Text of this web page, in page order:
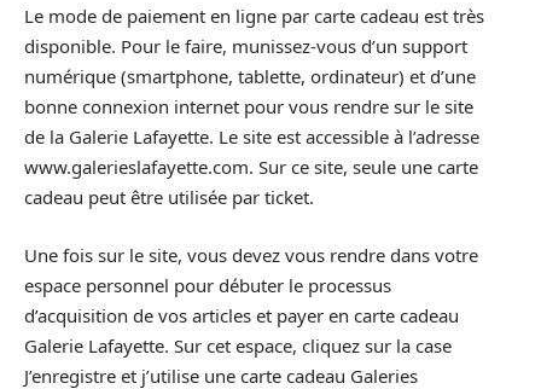
Le mode de paiement en ligne par carte cadeau est très
disponible. Pour le faire, munissez-vous d’un support
numérique (smartphone, tablette, ordinateur) et d’une
bonne connexion internet pour vous rendre sur le site
de la Galerie Lafayette. Le site est accessible à l’adresse
www.galerieslafayette.com. Sur ce site, seule une carte
cadeau peut être utilisée par ticket.
Une fois sur le site, vous devez vous rendre dans votre
espace personnel pour débuter le processus
d’acquisition de vos articles et payer en carte cadeau
Galerie Lafayette. Sur cet espace, cliquez sur la case
J’enregistre et j’utilise une carte cadeau Galeries